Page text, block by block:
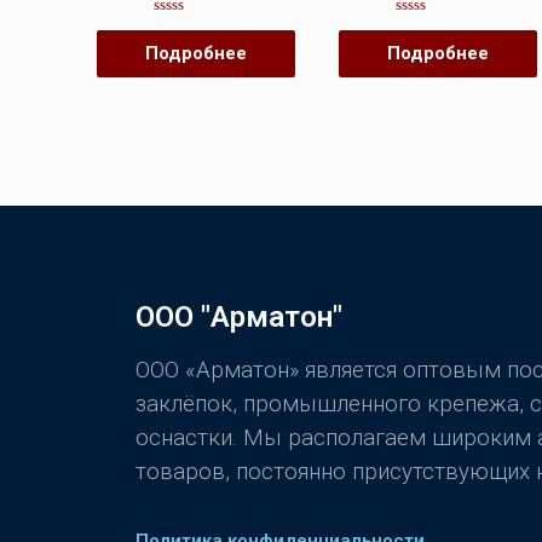
Оценка
0
из
Подробнее
Оценка
0
из
Подробнее
ООО "Арматон"
ООО «Арматон» является оптовым
заклёпок, промышленного крепежа,
оснастки. Мы располагаем широким
товаров, постоянно присутствующих